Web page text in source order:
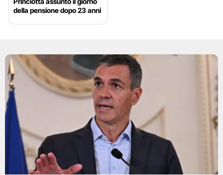
della pensione dopo 23 anni